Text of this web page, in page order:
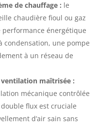
de chauffage : le
chaudière fioul ou gaz
énergétique
condensation, une pompe
à un réseau de
ventilation maîtrisée :
mécanique contrôlée
flux est cruciale
d’air sain sans